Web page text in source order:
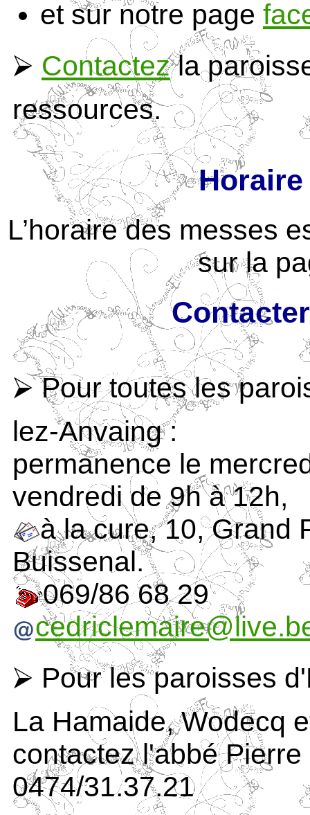
et sur notre page
⮚ Contactezla
ressources.
L’horaire des messes
sur la
⮚ Pour toutes les
lez-Anvaing :
permanence le
vendredi de 9h à 12h,
à la cure, 10, Grand
Buissenal.
069/86 68 29
⮚ Pour les paroisses
La Hamaide, Wodecq
contactez l'abbé
0474/31.37.21